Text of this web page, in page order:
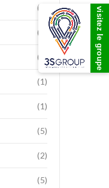
(7)
(1)
(1)
(1)
(1)
(5)
(2)
(5)
visitez le groupe